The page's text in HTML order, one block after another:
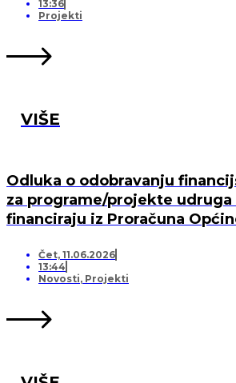
13:36
Projekti
VIŠE
Odluka o odobravanju
za programe/projekte udruga
financiraju iz Proračuna
Čet, 11.06.2026
13:44
Novosti, Projekti